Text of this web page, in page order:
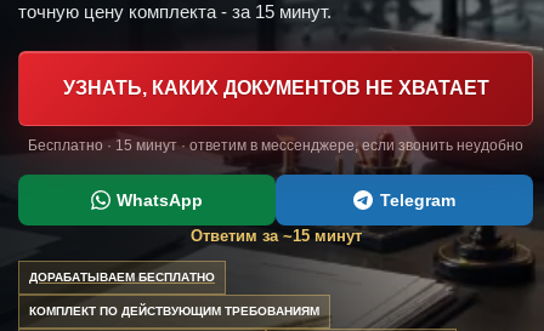
точную цену комплекта - за 15 минут.
УЗНАТЬ, КАКИХ ДОКУМЕНТОВ НЕ ХВАТАЕТ
Бесплатно · 15 минут · ответим в мессенджере, если звонить неудобно
WhatsApp Telegram
Ответим за ~15 минут
ДОРАБАТЫВАЕМ БЕСПЛАТНО
КОМПЛЕКТ ПО ДЕЙСТВУЮЩИМ ТРЕБОВАНИЯМ